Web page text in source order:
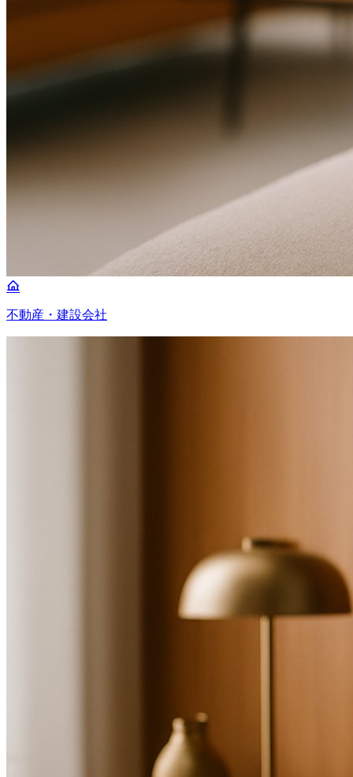
不動産・建設会社